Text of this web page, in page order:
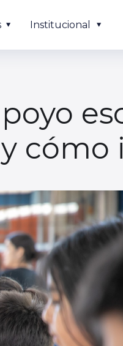
Institucional
cómo